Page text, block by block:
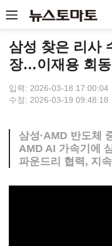
삼성 찾은 리사
장…이재용 회
입력: 2026-03-18 17:00:04
수정: 2026-03-19 09:48:18
삼성·AMD 반도체
AMD AI 가속기에
파운드리 협력, 지